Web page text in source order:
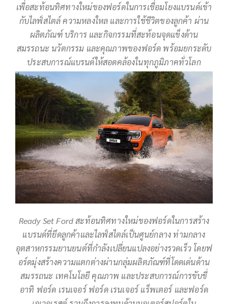
เพื่อสะท้อนทิศทางใหม่ของฟอร์ดในการเชื่อมโยงแบรนด์เข้า
กับไลฟ์สไตล์ ความหลงใหล และการใช้ชีวิตของลูกค้า ผ่าน
ผลิตภัณฑ์ บริการ และกิจกรรมที่สะท้อนจุดแข็งด้าน
สมรรถนะ นวัตกรรม และคุณภาพของฟอร์ด พร้อมยกระดับ
ประสบการณ์แบรนด์ให้สอดคล้องในทุกภูมิภาคทั่วโลก
Ready Set Ford สะท้อนทิศทางใหม่ของฟอร์ดในการสร้าง
แบรนด์ที่ยึดลูกค้าและไลฟ์สไตล์เป็นศูนย์กลาง ท่ามกลาง
อุตสาหกรรมยานยนต์ที่กำลังเปลี่ยนแปลงอย่างรวดเร็ว โดยฟ
อร์ดมุ่งสร้างความแตกต่างผ่านกลุ่มผลิตภัณฑ์ที่โดดเด่นด้าน
สมรรถนะ เทคโนโลยี คุณภาพ และประสบการณ์การขับขี่
อาทิ ฟอร์ด เรนเจอร์ ฟอร์ด เรนเจอร์ แร็พเตอร์ และฟอร์ด